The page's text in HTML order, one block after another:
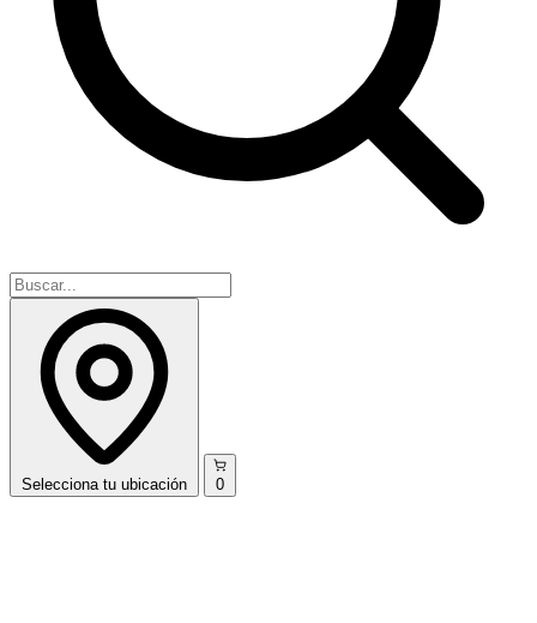
Selecciona tu ubicación 0